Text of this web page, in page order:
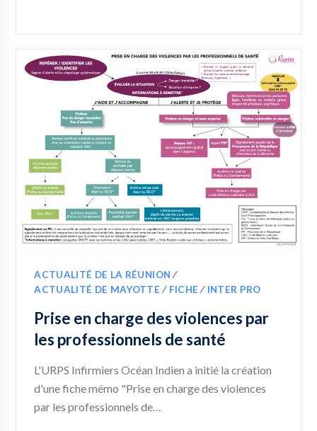
ACTUALITÉ DE LA RÉUNION ∕
ACTUALITÉ DE MAYOTTE ∕ FICHE ∕ INTER PRO
Prise en charge des violences par
les professionnels de santé
L'URPS Infirmiers Océan Indien a initié la création
d'une fiche mémo "Prise en charge des violences
par les professionnels de…